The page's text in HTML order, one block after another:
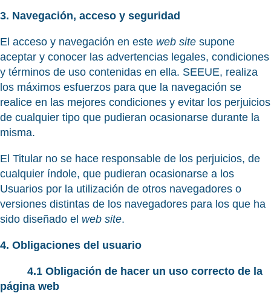
3. Navegación, acceso y seguridad
El acceso y navegación en este web site supone
aceptar y conocer las advertencias legales, condiciones
y términos de uso contenidas en ella. SEEUE, realiza
los máximos esfuerzos para que la navegación se
realice en las mejores condiciones y evitar los perjuicios
de cualquier tipo que pudieran ocasionarse durante la
misma.
El Titular no se hace responsable de los perjuicios, de
cualquier índole, que pudieran ocasionarse a los
Usuarios por la utilización de otros navegadores o
versiones distintas de los navegadores para los que ha
sido diseñado el web site.
4. Obligaciones del usuario
4.1 Obligación de hacer un uso correcto de la
página web